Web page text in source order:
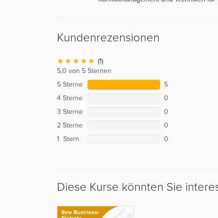
Kundenrezensionen
(1)
5,0 von 5 Sternen
5 Sterne
5
4 Sterne
0
3 Sterne
0
2 Sterne
0
1 Stern
0
Diese Kurse könnten Sie